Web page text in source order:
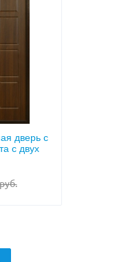
Арт-ММ188
дверь с